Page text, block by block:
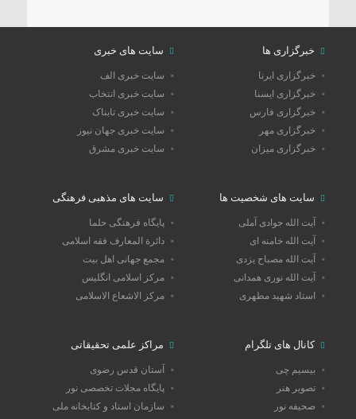
خبرگزاری ها
خبرگزاری ایرنا
خبرگزاری ایسنا
خبرگزاری فارس
خبرگزاری مهر
خبرگزاری میزان
سایت های خبری
سایت خبری الف
سایت خبری انتخاب
سایت خبری تابناک
سایت خبری جهان نیوز
سایت خبری مشرق
سایت های شخصیت ها
آیت الله جوادی آملی
آیت الله خامنه ای
آیت الله مصباح یزدی
آیت الله نوری همدانی
استاد شهید مطهری
سایت های مذهبی فرهنگی
پایگاه فرهنگی حلما
دائرة المعارف فقه اسلامی
مجمع جهانی اهل بیت
مرکز اسلامی انگلیس
مرکز الاشعاع الاسلامی
کانال های تلگرام
بیسیم چی
تصویر هنر
صحیفه نور
مراکز علمی تحقیقاتی
آستان قدس رضوی
پایگاه مجلات تخصصی نور
سازمان اسناد و کتابخانه ملی